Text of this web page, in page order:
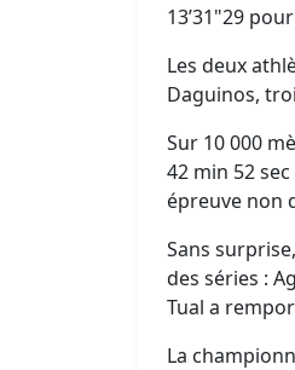
13’31"29
Les deux
Daguinos,
Sur 10 000
42 min 52
épreuve non
Sans
des séries :
Tual a
La